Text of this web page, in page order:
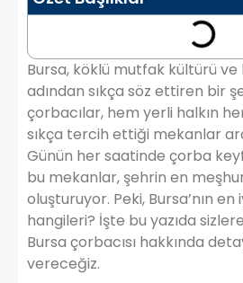
Bursa, köklü mutfak kültürü ve
adından sıkça söz ettiren bir
çorbacılar, hem yerli halkın
sıkça tercih ettiği mekanlar
Günün her saatinde çorba
bu mekanlar, şehrin en
oluşturuyor. Peki, Bursa’nın en
hangileri? İşte bu yazıda
Bursa çorbacısı hakkında
vereceğiz.